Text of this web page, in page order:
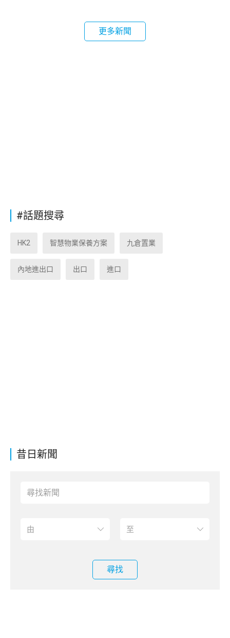
昔日新聞
尋找
更多新聞
#話題搜尋
HK2 智慧物業保養方案 九倉置業
內地進出口 出口 進口